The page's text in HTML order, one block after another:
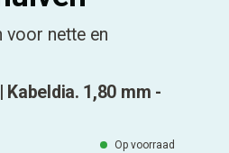
voor nette en
1,80 mm -
Op voorraad